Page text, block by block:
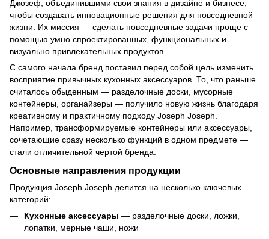
Джозеф, объединившими свои знания в дизайне и бизнесе,
чтобы создавать инновационные решения для повседневной
жизни. Их миссия — сделать повседневные задачи проще с
помощью умно спроектированных, функциональных и
визуально привлекательных продуктов.
С самого начала бренд поставил перед собой цель изменить
восприятие привычных кухонных аксессуаров . То, что раньше
считалось обыденным — разделочные доски, мусорные
контейнеры, органайзеры — получило новую жизнь благодаря
креативному и практичному подходу Joseph Joseph.
Например, трансформируемые контейнеры или аксессуары,
сочетающие сразу несколько функций в одном предмете —
стали отличительной чертой бренда.
Основные направления продукции
Продукция Joseph Joseph делится на несколько ключевых
категорий:
Кухонные аксессуары — разделочные доски, ложки,
лопатки, мерные чаши, ножи